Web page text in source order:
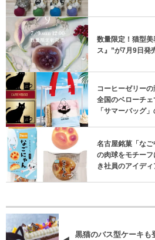
数量限定！猫型
ス』”が7月9日
コーヒーゼリーの
全国のベローチ
「サマーバッグ
名古屋銘菓「な
の肉球をモチー
き社員のアイデ
黒猫のバス型ケーキも